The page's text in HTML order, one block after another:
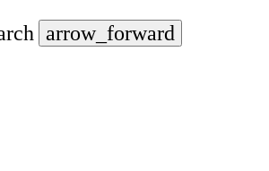
arrow_forward